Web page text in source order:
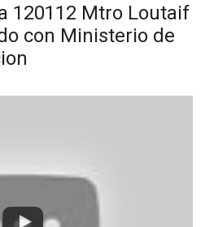
120112 Mtro Loutaif
con Ministerio de